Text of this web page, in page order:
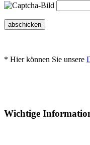
abschicken
* Hier können Sie unsere
Wichtige